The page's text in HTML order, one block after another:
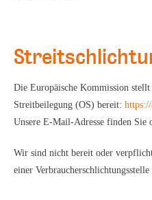
Die Europäische Kommission
Streitbeilegung (OS) bereit:
Unsere E-Mail-Adresse finden Sie
Wir sind nicht bereit oder
einer